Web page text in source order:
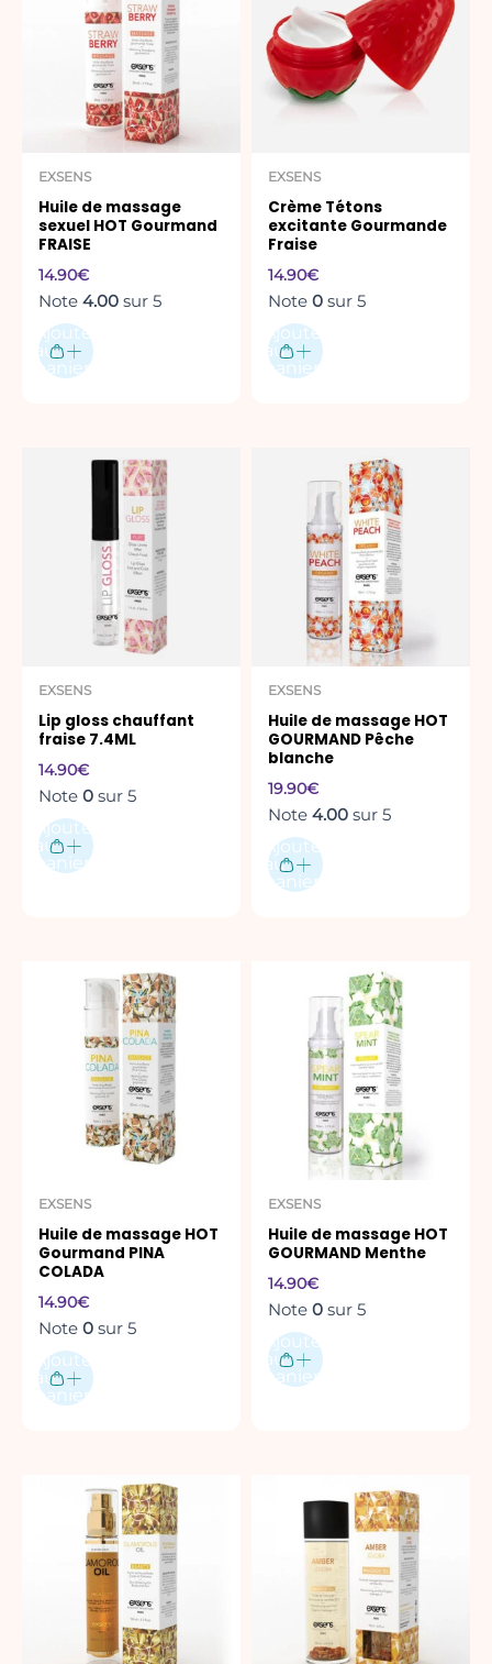
EXSENS
Huile de massage
sexuel HOT Gourmand
FRAISE
14.90€
Note 4.00 sur 5
Ajouter
au
panier
EXSENS
Crème Tétons
excitante Gourmande
Fraise
14.90€
Note 0 sur 5
Ajouter
au
panier
EXSENS
Lip gloss chauffant
fraise 7.4ML
14.90€
Note 0 sur 5
Ajouter
au
panier
EXSENS
Huile de massage HOT
GOURMAND Pêche
blanche
19.90€
Note 4.00 sur 5
Ajouter
au
panier
EXSENS
Huile de massage HOT
Gourmand PINA
COLADA
14.90€
Note 0 sur 5
Ajouter
au
panier
EXSENS
Huile de massage HOT
GOURMAND Menthe
14.90€
Note 0 sur 5
Ajouter
au
panier